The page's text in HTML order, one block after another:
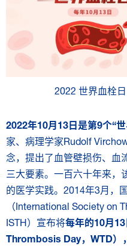
2022 世界血栓日
2022年10月 13日是第9个“
家、病理学家Rudolf
念，提出了血管壁损伤、血
三大要素。一百六十年来，
的医学实践。2014年3月，
（International Society on
ISTH）宣布将每年的10月 13
Thrombosis Day， WTD）